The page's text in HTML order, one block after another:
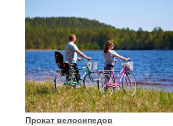
Прокат велосипедов